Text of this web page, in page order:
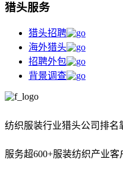
猎头服务
猎头招聘
海外猎头
招聘外包
背景调查
纺织服装行业猎头公司排名
服务超600+服装纺织产业